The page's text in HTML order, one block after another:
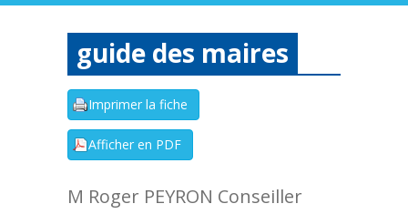
guide des maires
M Roger PEYRON Conseiller